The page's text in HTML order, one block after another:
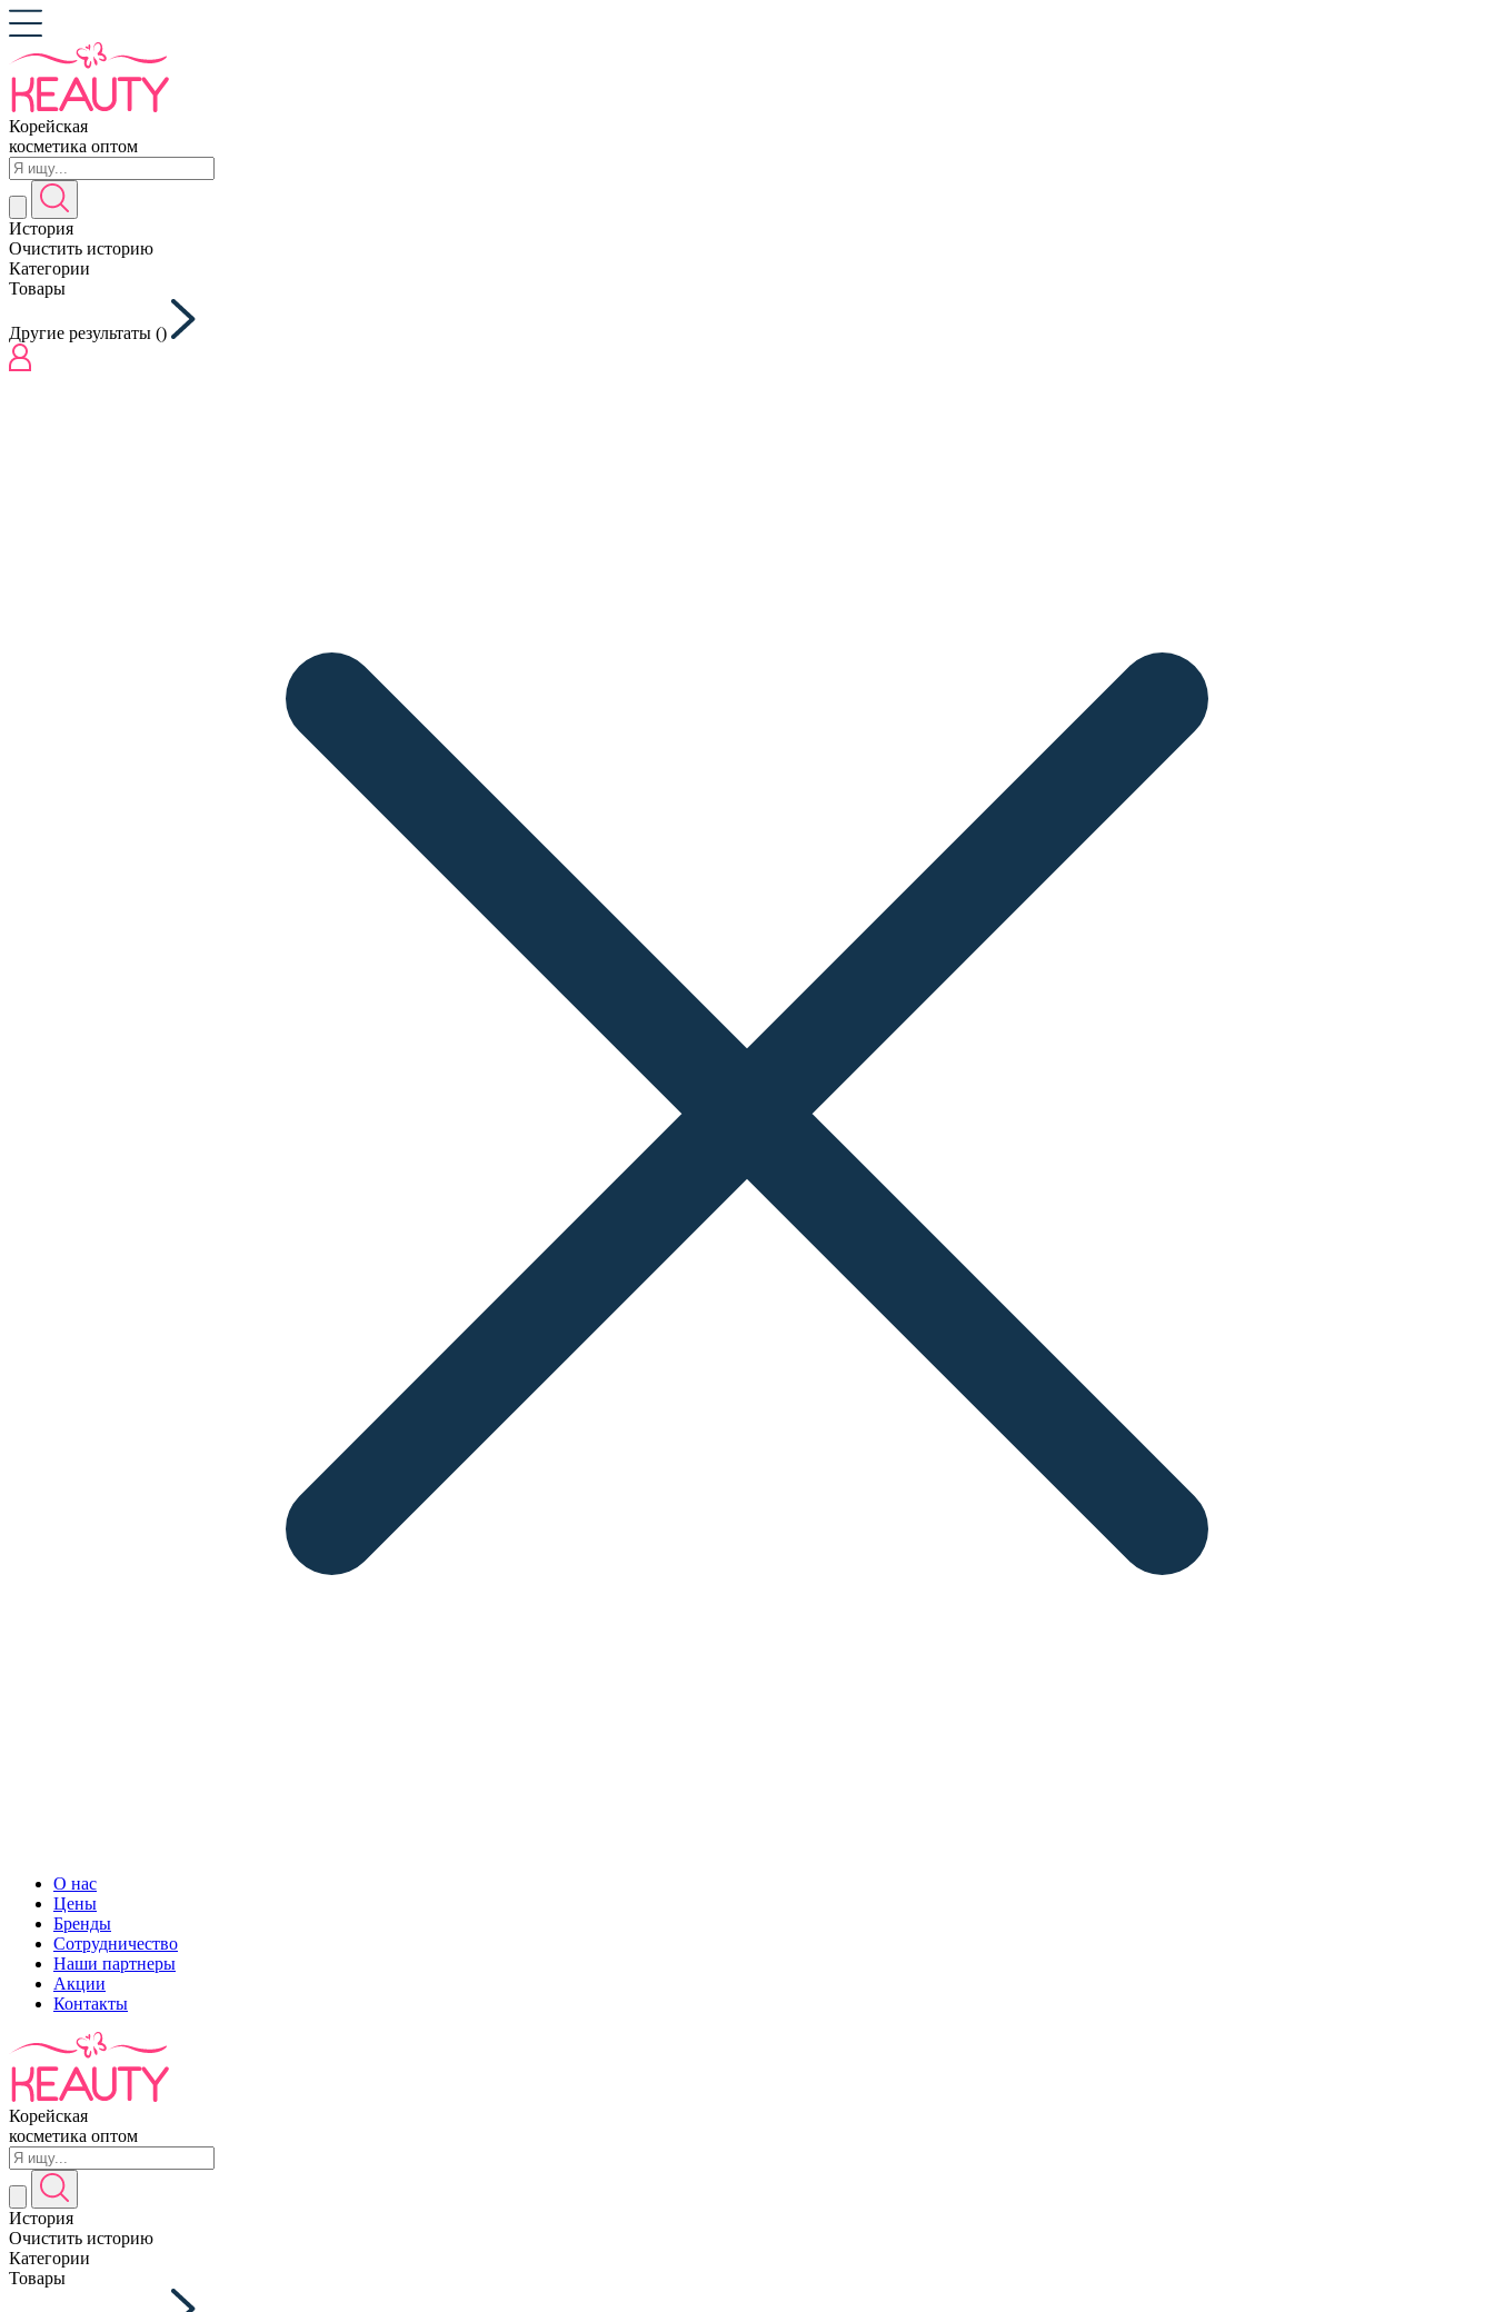
Корейская
косметика оптом
История
Очистить историю
Категории
Товары
Другие результаты ()
О нас
Цены
Бренды
Сотрудничество
Наши партнеры
Акции
Контакты
Корейская
косметика оптом
История
Очистить историю
Категории
Товары